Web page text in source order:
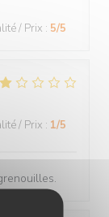
/ Prix : 5/5
/ Prix : 1/5